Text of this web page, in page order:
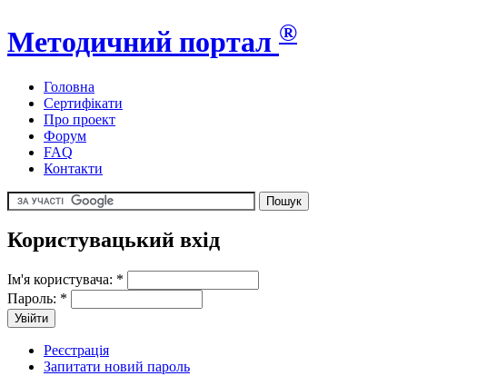
Методичний портал ®
Головна
Сертифікати
Про проект
Форум
FAQ
Контакти
Користувацький вхід
Ім'я користувача: *
Пароль: *
Реєстрація
Запитати новий пароль